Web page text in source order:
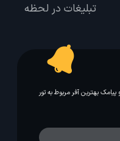
تبلیغات در لحظه
بهترین آفر مربوط به تور